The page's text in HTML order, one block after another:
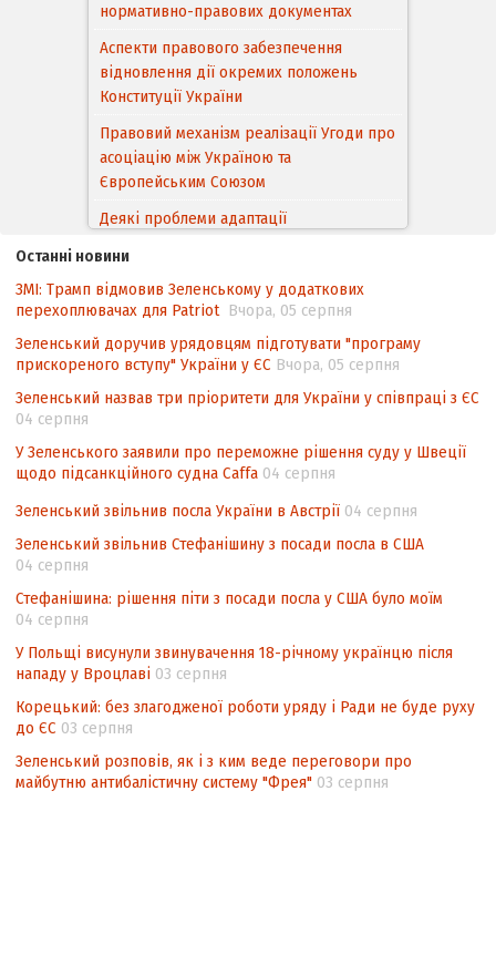
нормативно-правових документах
Аспекти правового забезпечення
відновлення дії окремих положень
Конституції України
Правовий механізм реалізації Угоди про
асоціацію між Україною та
Європейським Cоюзом
Деякі проблеми адаптації
походження товарів відповідно до
Угоди про торговельні аспекти прав
інтелектуальної власності (TRIPS) у
контексті євроінтеграції
Аналіз виборчого законодавства щодо
невизначеності механізму повторного
Інформаційна безпека суспільства
Останні новини
ЗМІ: Трамп відмовив Зеленському у додаткових
перехоплювачах для Patriot Вчора, 05 серпня
Зеленський доручив урядовцям підготувати "програму
прискореного вступу" України у ЄС Вчора, 05 серпня
Зеленський назвав три пріоритети для України у співпраці з ЄС
04 серпня
У Зеленського заявили про переможне рішення суду у Швеції
щодо підсанкційного судна Caffa 04 серпня
Зеленський звільнив посла України в Австрії 04 серпня
Зеленський звільнив Стефанішину з посади посла в США
04 серпня
Стефанішина: рішення піти з посади посла у США було моїм
04 серпня
У Польщі висунули звинувачення 18-річному українцю після
нападу у Вроцлаві 03 серпня
Корецький: без злагодженої роботи уряду і Ради не буде руху
до ЄС 03 серпня
Зеленський розповів, як і з ким веде переговори про
майбутню антибалістичну систему "Фрея" 03 серпня